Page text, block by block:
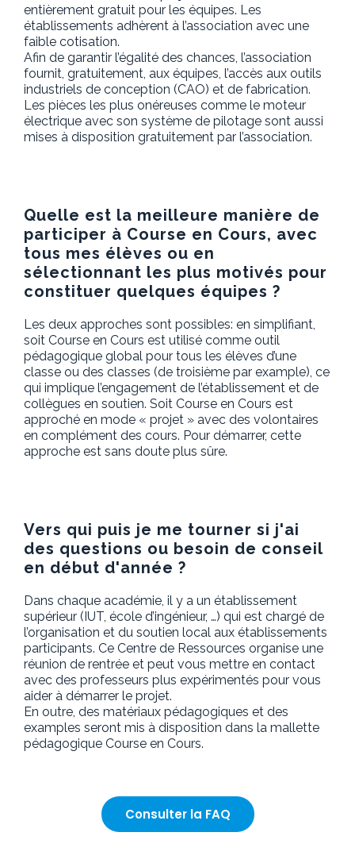
entièrement gratuit pour les équipes. Les
établissements adhèrent à l’association avec une
faible cotisation.
Afin de garantir l’égalité des chances, l’association
fournit, gratuitement, aux équipes, l’accès aux outils
industriels de conception (CAO) et de fabrication.
Les pièces les plus onéreuses comme le moteur
électrique avec son système de pilotage sont aussi
mises à disposition gratuitement par l’association.
Quelle est la meilleure manière de
participer à Course en Cours, avec
tous mes élèves ou en
sélectionnant les plus motivés pour
constituer quelques équipes ?
Les deux approches sont possibles: en simplifiant,
soit Course en Cours est utilisé comme outil
pédagogique global pour tous les élèves d’une
classe ou des classes (de troisième par example), ce
qui implique l’engagement de l’établissement et de
collègues en soutien. Soit Course en Cours est
approché en mode « projet » avec des volontaires
en complément des cours. Pour démarrer, cette
approche est sans doute plus sûre.
Vers qui puis je me tourner si j'ai
des questions ou besoin de conseil
en début d'année ?
Dans chaque académie, il y a un établissement
supérieur (IUT, école d’ingénieur, …) qui est chargé de
l’organisation et du soutien local aux établissements
participants. Ce Centre de Ressources organise une
réunion de rentrée et peut vous mettre en contact
avec des professeurs plus expérimentés pour vous
aider à démarrer le projet.
En outre, des matériaux pédagogiques et des
examples seront mis à disposition dans la mallette
pédagogique Course en Cours.
Consulter la FAQ